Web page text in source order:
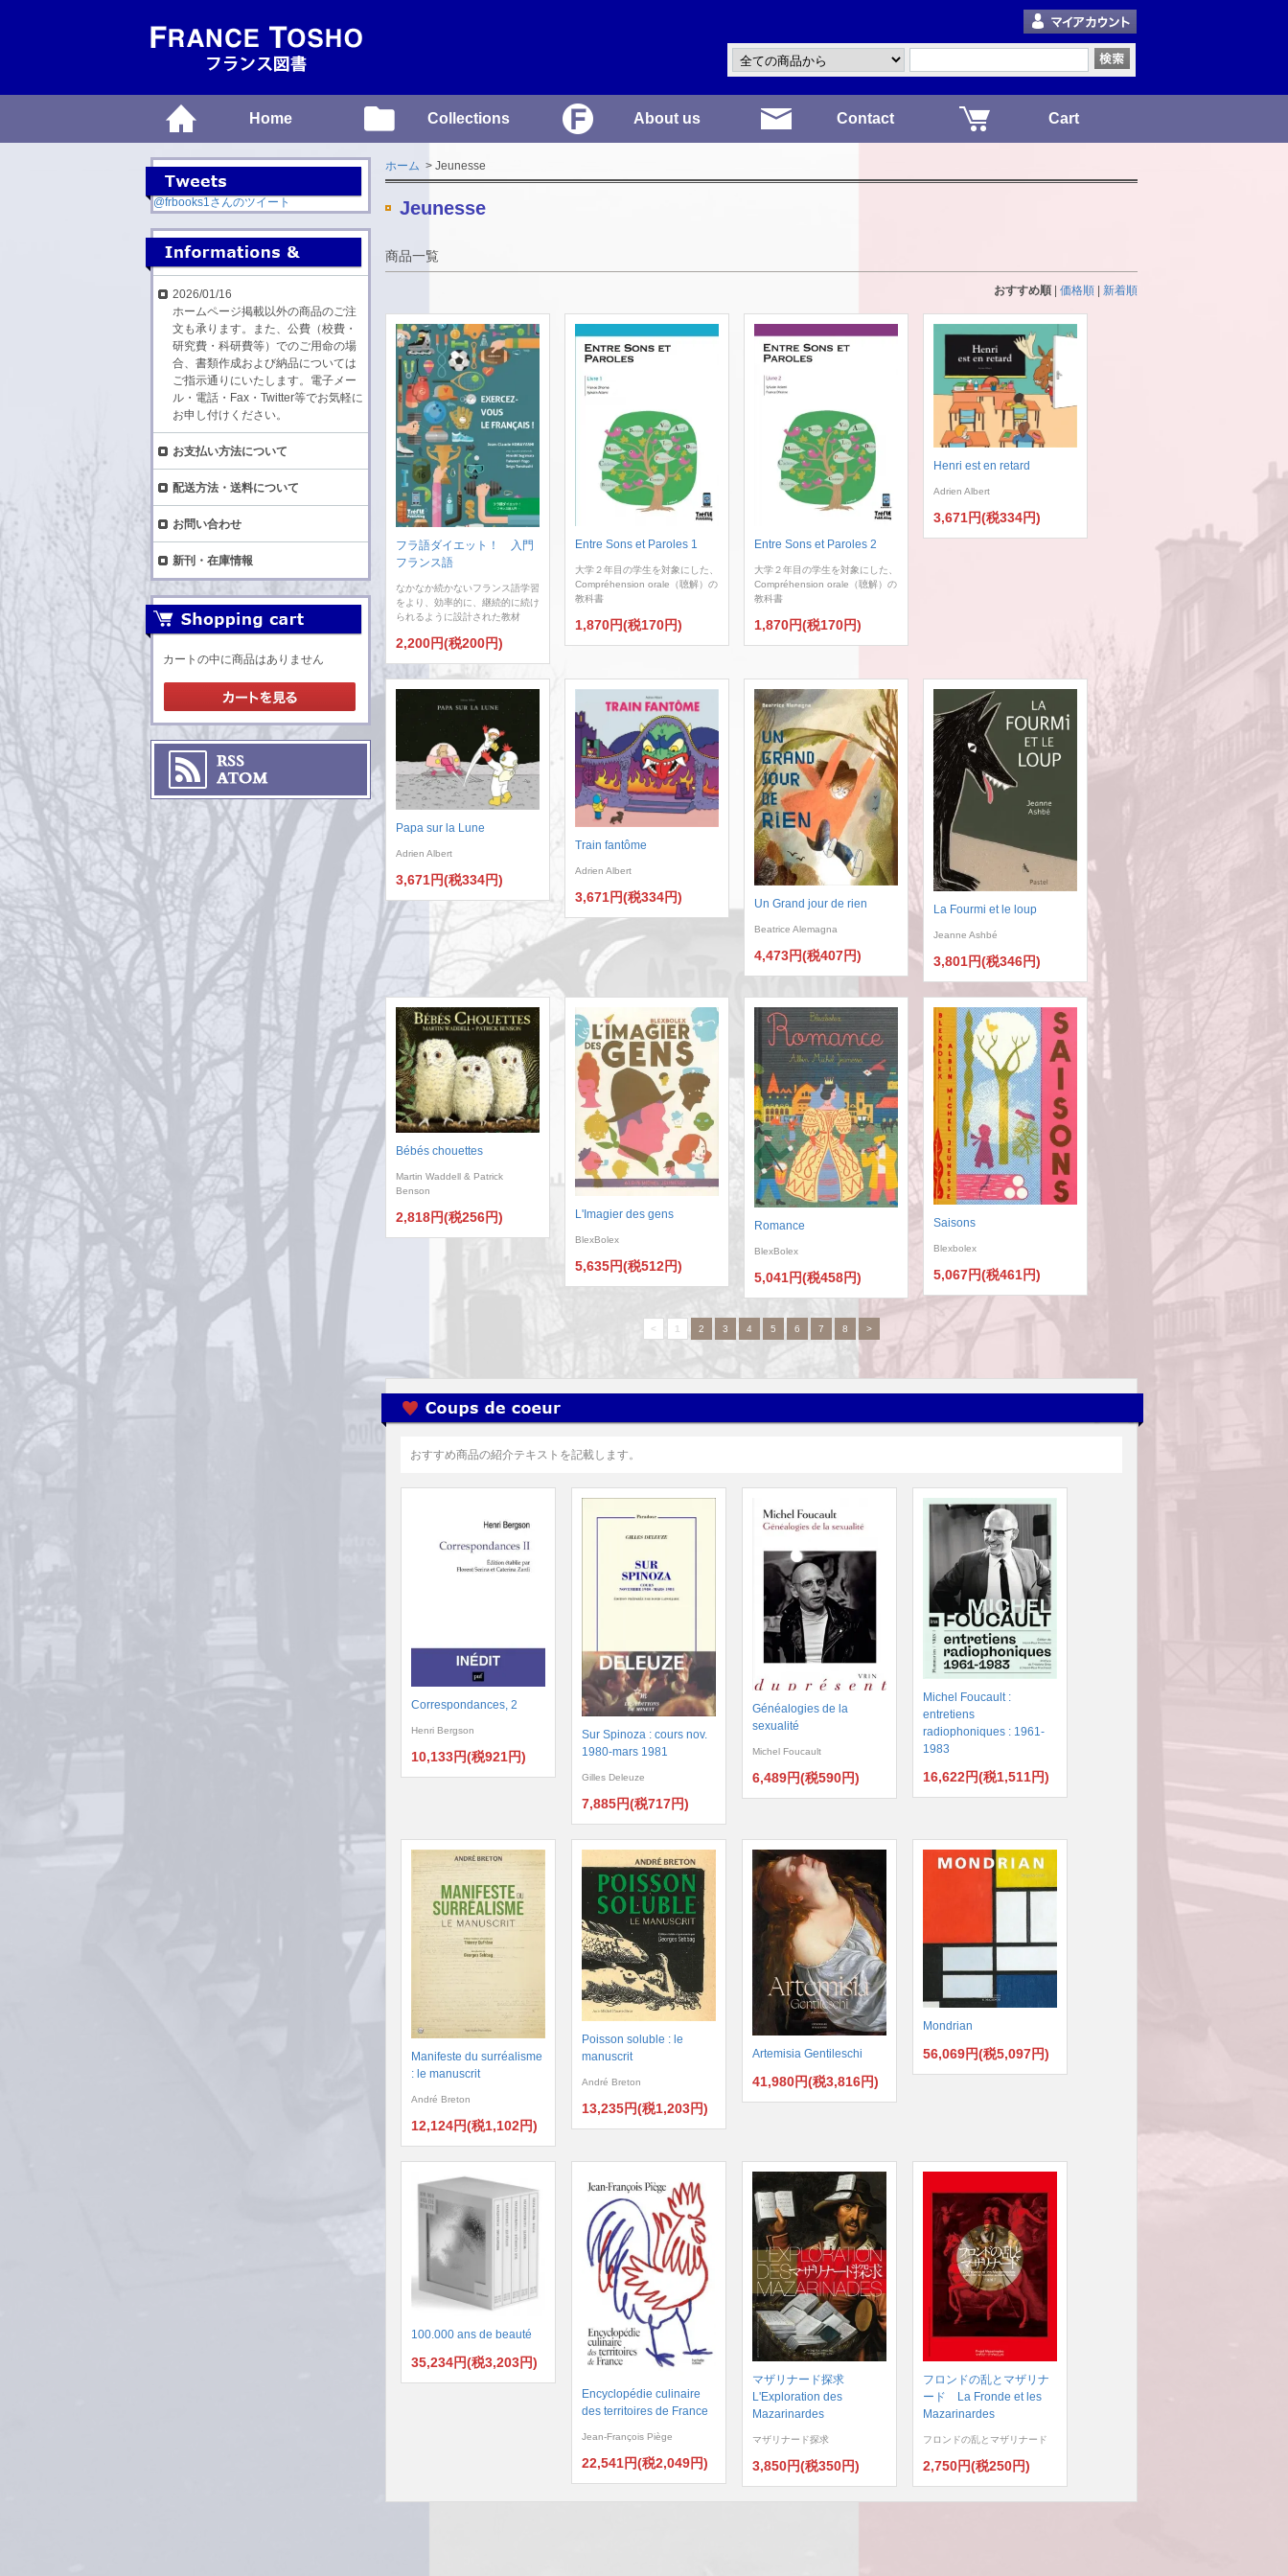
Home Collections About us Contact Cart
ホーム > Jeunesse
Jeunesse
商品一覧
おすすめ順 価格順 新着順
フラ語ダイエット！ 入門
フランス語
なかなか続かないフランス語学習
をより、効率的に、継続的に続け
られるように設計された教材
2,200円(税200円)
Entre Sons et Paroles 1
大学２年目の学生を対象にした、
Compréhension orale（聴解）の
教科書
1,870円(税170円)
Entre Sons et Paroles 2
大学２年目の学生を対象にした、
Compréhension orale（聴解）の
教科書
1,870円(税170円)
Henri est en retard
Adrien Albert
3,671円(税334円)
Papa sur la Lune
Adrien Albert
3,671円(税334円)
Train fantôme
Adrien Albert
3,671円(税334円) Un Grand jour de rien
Beatrice Alemagna
4,473円(税407円)
La Fourmi et le loup
Jeanne Ashbé
3,801円(税346円)
Bébés chouettes
Martin Waddell & Patrick
Benson
2,818円(税256円) L'Imagier des gens
BlexBolex
5,635円(税512円)
Romance
BlexBolex
5,041円(税458円)
Saisons
Blexbolex
5,067円(税461円)
< 1 2 3 4 5 6 7 8 >
おすすめ商品の紹介テキストを記載します。
Correspondances, 2
Henri Bergson
10,133円(税921円)
Sur Spinoza : cours nov.
1980-mars 1981
Gilles Deleuze
7,885円(税717円)
Généalogies de la
sexualité
Michel Foucault
6,489円(税590円)
Michel Foucault :
entretiens
radiophoniques : 1961-
1983
16,622円(税1,511円)
Manifeste du surréalisme
: le manuscrit
André Breton
12,124円(税1,102円)
Poisson soluble : le
manuscrit
André Breton
13,235円(税1,203円)
Artemisia Gentileschi
41,980円(税3,816円)
Mondrian
56,069円(税5,097円)
100.000 ans de beauté
35,234円(税3,203円)
Encyclopédie culinaire
des territoires de France
Jean-François Piège
22,541円(税2,049円)
マザリナード探求
L'Exploration des
Mazarinardes
マザリナード探求
3,850円(税350円)
フロンドの乱とマザリナ
ード La Fronde et les
Mazarinardes
フロンドの乱とマザリナード
2,750円(税250円)
@frbooks1さんのツイート
2026/01/16
ホームページ掲載以外の商品のご注
文も承ります。また、公費（校費・
研究費・科研費等）でのご用命の場
合、書類作成および納品については
ご指示通りにいたします。電子メー
ル・電話・Fax・Twitter等でお気軽に
お申し付けください。
お支払い方法について
配送方法・送料について
お問い合わせ
新刊・在庫情報
カートの中に商品はありません